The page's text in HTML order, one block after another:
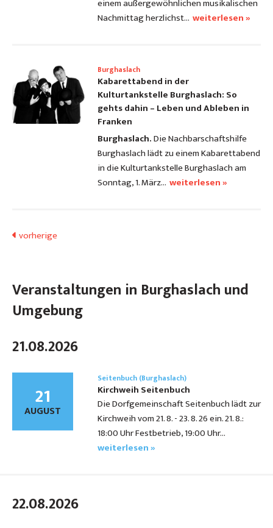
einem außergewöhnlichen musikalischen
Nachmittag herzlichst… weiterlesen »
Burghaslach
Kabarettabend in der
Kulturtankstelle Burghaslach: So
gehts dahin – Leben und Ableben in
Franken
Burghaslach.Die Nachbarschaftshilfe
Burghaslach lädt zu einem Kabarettabend
in die Kulturtankstelle Burghaslach am
Sonntag, 1. März… weiterlesen »
vorherige
Veranstaltungen in Burghaslach und
Umgebung
21.08.2026
21
AUGUST
Seitenbuch (Burghaslach)
Kirchweih Seitenbuch
Die Dorfgemeinschaft Seitenbuch lädt zur
Kirchweih vom 21. 8. - 23. 8. 26 ein. 21. 8.:
18:00 Uhr Festbetrieb, 19:00 Uhr…
weiterlesen »
22.08.2026